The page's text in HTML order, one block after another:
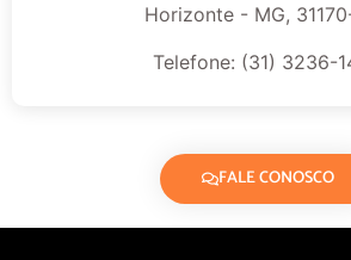
Horizonte - MG,
Telefone: (31) 3236-
FALE CONOSCO